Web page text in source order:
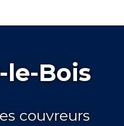
le-Bois
couvreurs